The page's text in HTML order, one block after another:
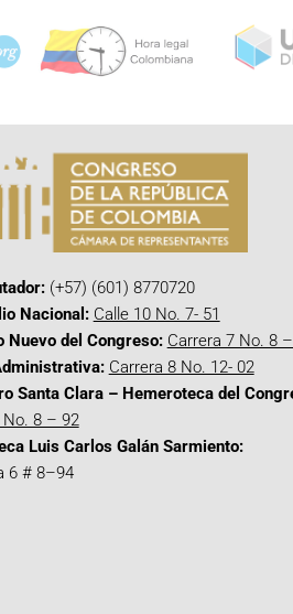
(+57) (601) 8770720
Nacional: Calle 10 No. 7- 51
Nuevo del Congreso: Carrera 7 No. 8
Carrera 8 No. 12- 02
Santa Clara – Hemeroteca del
No. 8 – 92
Luis Carlos Galán Sarmiento:
6 # 8–94